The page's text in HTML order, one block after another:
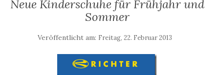
Neue Kinderschuhe für Frühjahr und
Sommer
Veröffentlicht am: Freitag, 22. Februar 2013